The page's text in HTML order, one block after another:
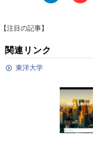
【注目の記事】
関連リンク
東洋大学